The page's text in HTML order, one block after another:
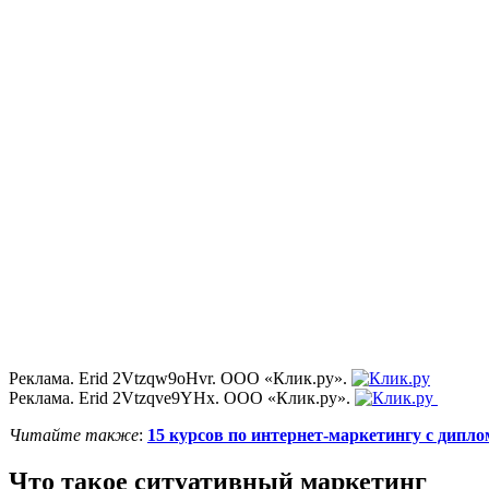
Реклама. Erid 2Vtzqw9oHvr. ООО «Клик.ру».
Реклама. Erid 2Vtzqve9YHx. ООО «Клик.ру».
Читайте также: 15 курсов по интернет-маркетингу с
Что такое ситуативный маркетинг